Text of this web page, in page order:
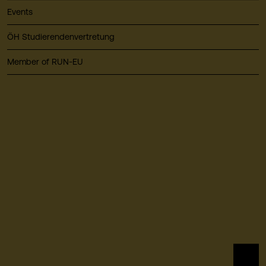
Events
ÖH Studierendenvertretung
Member of RUN-EU